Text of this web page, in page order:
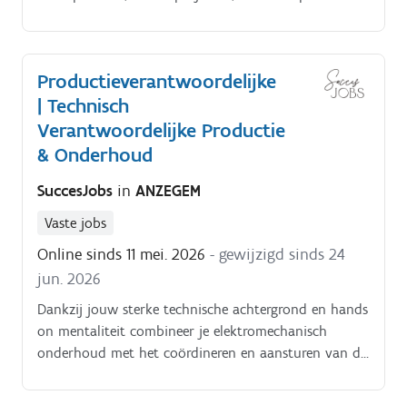
mee verantwoordelijk voor het team Gazon maaien,
gazon aanleggen.
Productieverantwoordelijke
| Technisch
Verantwoordelijke Productie
& Onderhoud
SuccesJobs in ANZEGEM
Vaste jobs
Online sinds 11 mei. 2026 - gewijzigd sinds 24
jun. 2026
Dankzij jouw sterke technische achtergrond en hands
on mentaliteit combineer je elektromechanisch
onderhoud met het coördineren en aansturen van de